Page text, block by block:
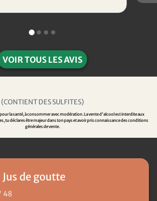
VOIR TOUS LES AVIS
(CONTIENT DES SULFITES)
la santé, à consommer avec modération. La vente d'alcool est interdite aux
tu déclares être majeur dans ton pays et avoir pris connaissance des conditions
générales de vente.
Jus de goutte
48